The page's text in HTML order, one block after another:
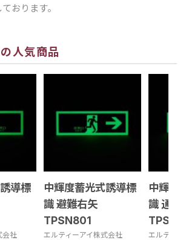
おります。
人気商品
導標
会社
中輝度蓄光式誘導標
識 避難右矢
TPSN801
エルティーアイ株式会社
中輝度
識 通路
エルティー